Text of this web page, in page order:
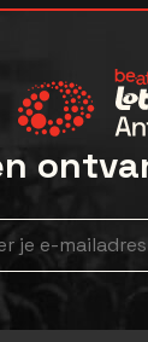
aanmelding